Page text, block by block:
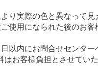
り実際の色と異なって見
使用になられた後のお
以内にお問合せセンター
お客様負担とさせていた